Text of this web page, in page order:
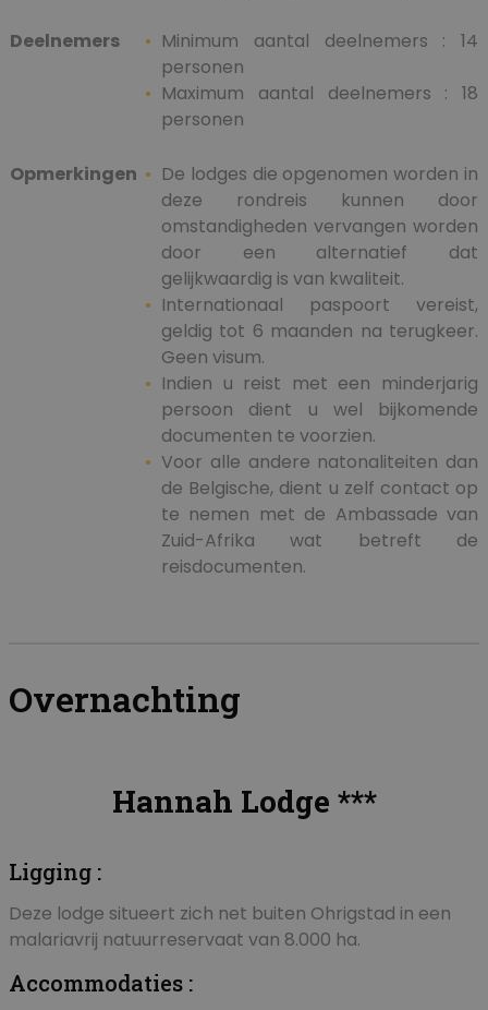
Deelnemers
Minimum aantal deelnemers : 14
personen
Maximum aantal deelnemers : 18
personen
Opmerkingen
De lodges die opgenomen worden in
deze rondreis kunnen door
omstandigheden vervangen worden
door een alternatief dat
gelijkwaardig is van kwaliteit.
Internationaal paspoort vereist,
geldig tot 6 maanden na terugkeer.
Geen visum.
Indien u reist met een minderjarig
persoon dient u wel bijkomende
documenten te voorzien.
Voor alle andere natonaliteiten dan
de Belgische, dient u zelf contact op
te nemen met de Ambassade van
Zuid-Afrika wat betreft de
reisdocumenten.
Overnachting
Hannah Lodge ***
Ligging :
Deze lodge situeert zich net buiten Ohrigstad in een
malariavrij natuurreservaat van 8.000 ha.
Accommodaties :